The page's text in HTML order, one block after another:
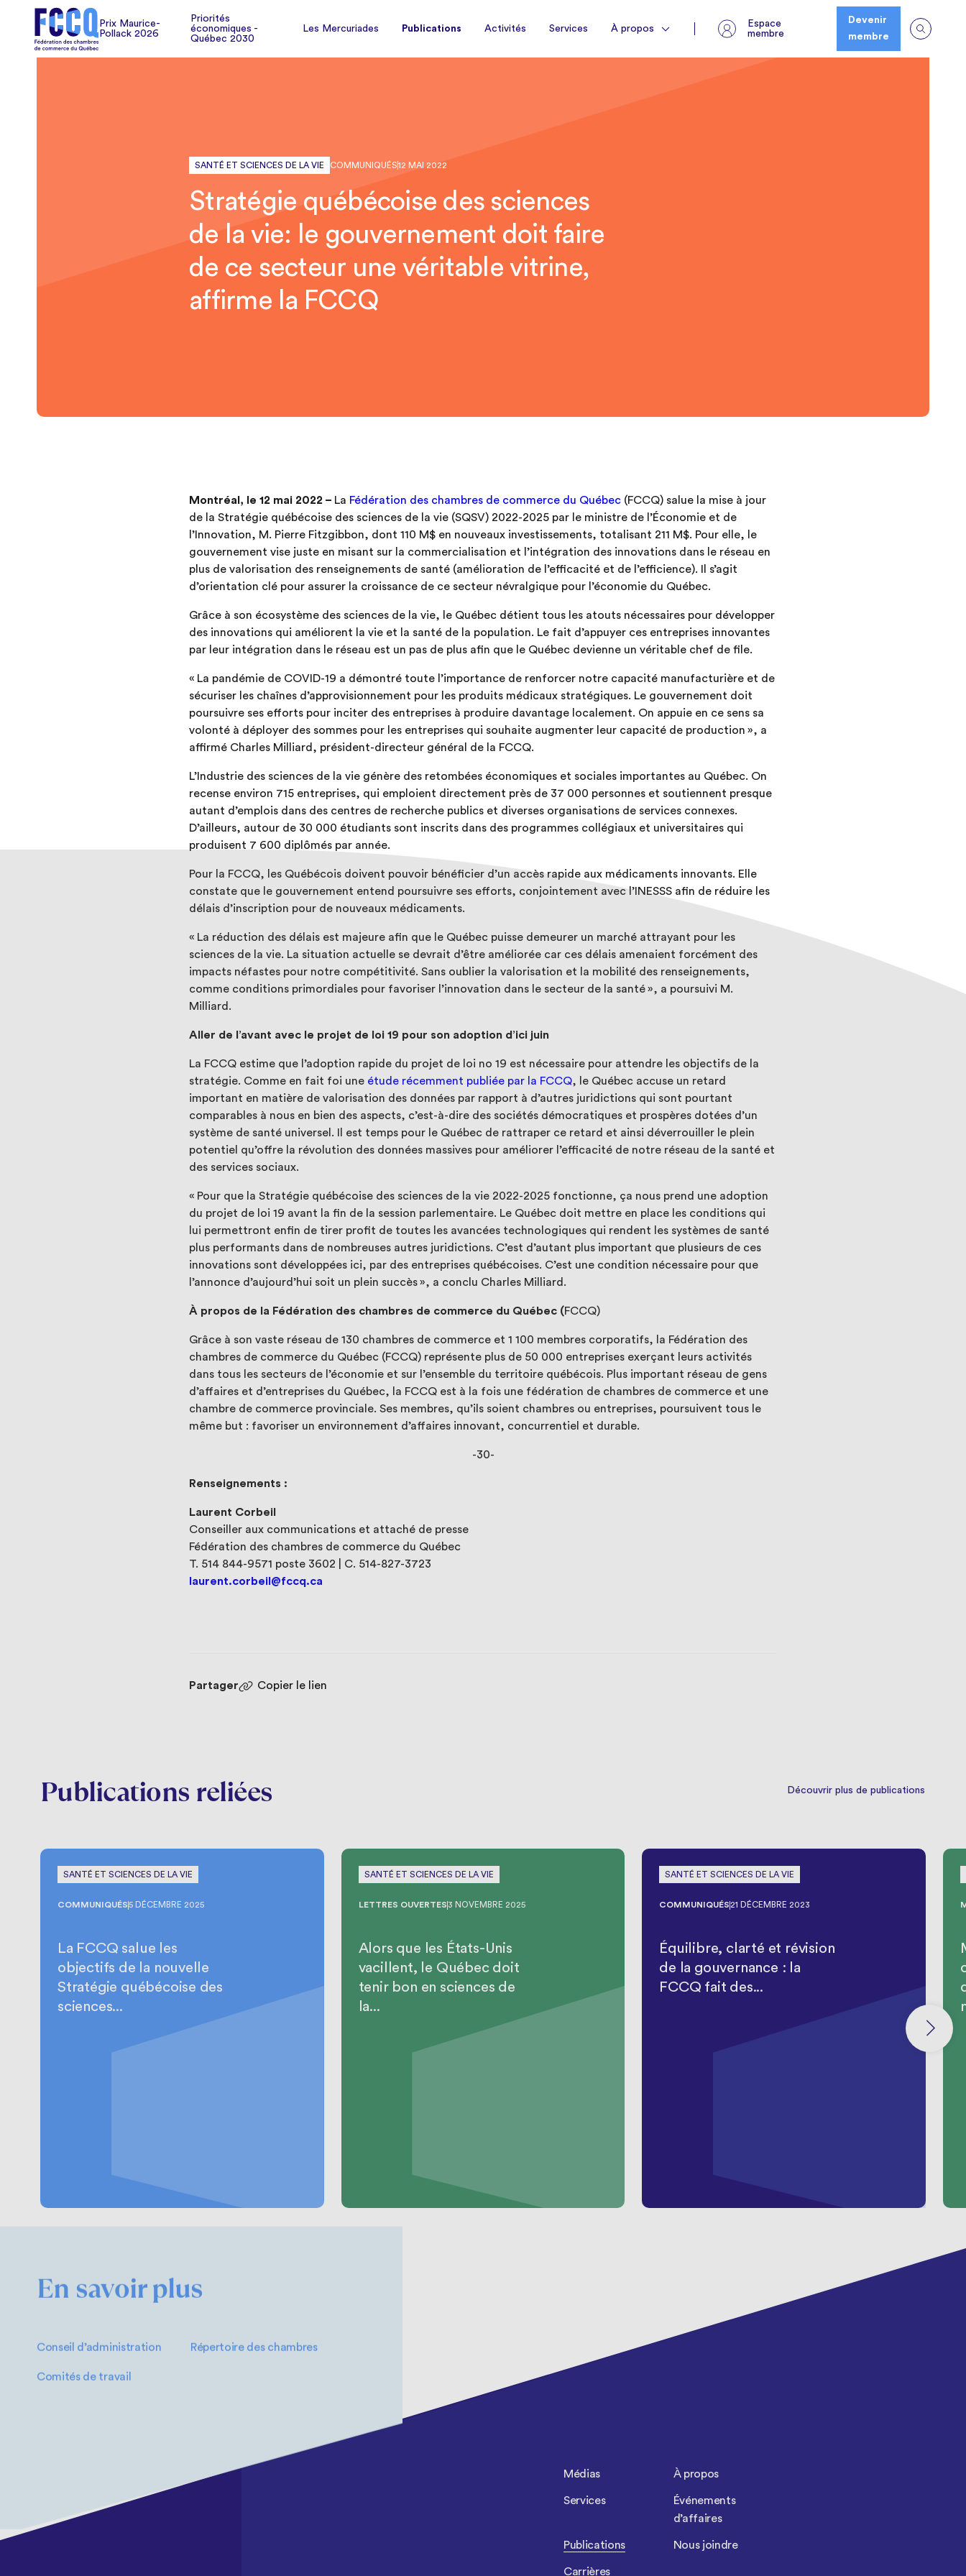
Prix Maurice-
Pollack 2026
Priorités
économiques -
Québec 2030
Les Mercuriades
Publications
Activités
Services
À propos
Espace
membre
Devenir
membre
SANTÉ ET SCIENCES DE LA VIE COMMUNIQUÉS12 MAI 2022
Stratégie québécoise des sciences
de la vie: le gouvernement doit faire
de ce secteur une véritable vitrine,
affirme la FCCQ
Montréal, le 12 mai 2022 – La Fédération des chambres de commerce du Québec (FCCQ) salue la mise à jour
de la Stratégie québécoise des sciences de la vie (SQSV) 2022-2025 par le ministre de l’Économie et de
l’Innovation, M. Pierre Fitzgibbon, dont 110 M$ en nouveaux investissements, totalisant 211 M$. Pour elle, le
gouvernement vise juste en misant sur la commercialisation et l’intégration des innovations dans le réseau en
plus de valorisation des renseignements de santé (amélioration de l’efficacité et de l’efficience). Il s’agit
d’orientation clé pour assurer la croissance de ce secteur névralgique pour l’économie du Québec.
Grâce à son écosystème des sciences de la vie, le Québec détient tous les atouts nécessaires pour développer
des innovations qui améliorent la vie et la santé de la population. Le fait d’appuyer ces entreprises innovantes
par leur intégration dans le réseau est un pas de plus afin que le Québec devienne un véritable chef de file.
« La pandémie de COVID-19 a démontré toute l’importance de renforcer notre capacité manufacturière et de
sécuriser les chaînes d’approvisionnement pour les produits médicaux stratégiques. Le gouvernement doit
poursuivre ses efforts pour inciter des entreprises à produire davantage localement. On appuie en ce sens sa
volonté à déployer des sommes pour les entreprises qui souhaite augmenter leur capacité de production », a
affirmé Charles Milliard, président-directeur général de la FCCQ.
L’Industrie des sciences de la vie génère des retombées économiques et sociales importantes au Québec. On
recense environ 715 entreprises, qui emploient directement près de 37 000 personnes et soutiennent presque
autant d’emplois dans des centres de recherche publics et diverses organisations de services connexes.
D’ailleurs, autour de 30 000 étudiants sont inscrits dans des programmes collégiaux et universitaires qui
produisent 7 600 diplômés par année.
Pour la FCCQ, les Québécois doivent pouvoir bénéficier d’un accès rapide aux médicaments innovants. Elle
constate que le gouvernement entend poursuivre ses efforts, conjointement avec l’INESSS afin de réduire les
délais d’inscription pour de nouveaux médicaments.
« La réduction des délais est majeure afin que le Québec puisse demeurer un marché attrayant pour les
sciences de la vie. La situation actuelle se devrait d’être améliorée car ces délais amenaient forcément des
impacts néfastes pour notre compétitivité. Sans oublier la valorisation et la mobilité des renseignements,
comme conditions primordiales pour favoriser l’innovation dans le secteur de la santé », a poursuivi M.
Milliard.
Aller de l’avant avec le projet de loi 19 pour son adoption d’ici juin
La FCCQ estime que l’adoption rapide du projet de loi no 19 est nécessaire pour attendre les objectifs de la
stratégie. Comme en fait foi une étude récemment publiée par la FCCQ, le Québec accuse un retard
important en matière de valorisation des données par rapport à d’autres juridictions qui sont pourtant
comparables à nous en bien des aspects, c’est-à-dire des sociétés démocratiques et prospères dotées d’un
système de santé universel. Il est temps pour le Québec de rattraper ce retard et ainsi déverrouiller le plein
potentiel qu’offre la révolution des données massives pour améliorer l’efficacité de notre réseau de la santé et
des services sociaux.
« Pour que la Stratégie québécoise des sciences de la vie 2022-2025 fonctionne, ça nous prend une adoption
du projet de loi 19 avant la fin de la session parlementaire. Le Québec doit mettre en place les conditions qui
lui permettront enfin de tirer profit de toutes les avancées technologiques qui rendent les systèmes de santé
plus performants dans de nombreuses autres juridictions. C’est d’autant plus important que plusieurs de ces
innovations sont développées ici, par des entreprises québécoises. C’est une condition nécessaire pour que
l’annonce d’aujourd’hui soit un plein succès », a conclu Charles Milliard.
À propos de la Fédération des chambres de commerce du Québec (FCCQ)
Grâce à son vaste réseau de 130 chambres de commerce et 1 100 membres corporatifs, la Fédération des
chambres de commerce du Québec (FCCQ) représente plus de 50 000 entreprises exerçant leurs activités
dans tous les secteurs de l’économie et sur l’ensemble du territoire québécois. Plus important réseau de gens
d’affaires et d’entreprises du Québec, la FCCQ est à la fois une fédération de chambres de commerce et une
chambre de commerce provinciale. Ses membres, qu’ils soient chambres ou entreprises, poursuivent tous le
même but : favoriser un environnement d’affaires innovant, concurrentiel et durable.
-30-
Renseignements :
Laurent Corbeil
Conseiller aux communications et attaché de presse
Fédération des chambres de commerce du Québec
T. 514 844-9571 poste 3602 | C. 514-827-3723
laurent.corbeil@fccq.ca
Partager Copier le lien
Publications reliées Découvrir plus de publications
SANTÉ ET SCIENCES DE LA VIE
COMMUNIQUÉS5 DÉCEMBRE 2025
La FCCQ salue les
objectifs de la nouvelle
Stratégie québécoise des
sciences...
SANTÉ ET SCIENCES DE LA VIE
LETTRES OUVERTES3 NOVEMBRE 2025
Alors que les États-Unis
vacillent, le Québec doit
tenir bon en sciences de
la...
SANTÉ ET SCIENCES DE LA VIE
COMMUNIQUÉS21 DÉCEMBRE 2023
Équilibre, clarté et révision
de la gouvernance : la
FCCQ fait des...
En savoir plus
Conseil d’administration Répertoire des chambres
Comités de travail
Médias À propos
Services
Événements
d’affaires
Publications Nous joindre
Carrières